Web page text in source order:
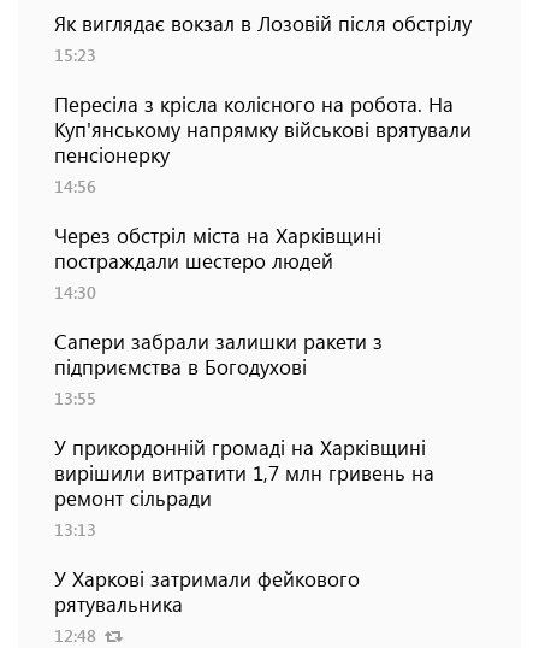
Як виглядає вокзал в Лозовій після обстрілу
15:23
Пересіла з крісла колісного на робота. На
Куп'янському напрямку військові врятували
пенсіонерку
14:56
Через обстріл міста на Харківщині
постраждали шестеро людей
14:30
Сапери забрали залишки ракети з
підприємства в Богодухові
13:55
У прикордонній громаді на Харківщині
вирішили витратити 1,7 млн гривень на
ремонт сільради
13:13
У Харкові затримали фейкового
рятувальника
12:48